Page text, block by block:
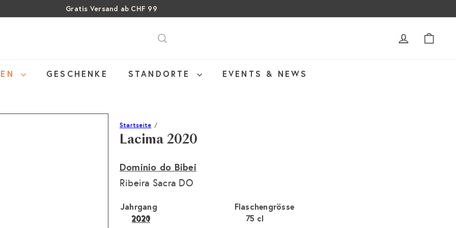
Pause
Gratis Versand ab CHF 99
Über 15% Rabatt auf Sommer Weine
SALE: Bis zu 40% auf letzte Flaschen
ACCOUNT
GESCHENKE STANDORTE EVENTS & NEWS
Startseite
Lacima 2020
Dominio do Bibei
Ribeira Sacra DO
Flaschengrösse
75 cl
Jahrgang
2020
2021